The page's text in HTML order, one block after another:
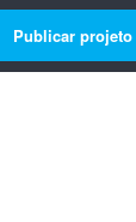
Publicar projeto